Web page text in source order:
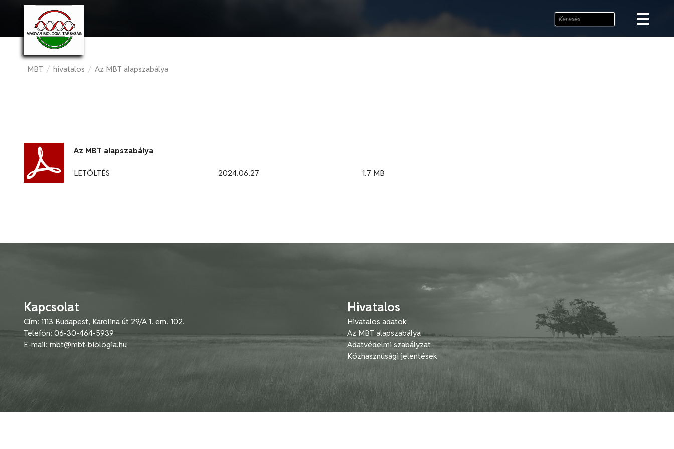
MBT / hivatalos / Az MBT alapszabálya
Az MBT alapszabálya
2024.06.27 1.7 MB
LETÖLTÉS
Kapcsolat
Cím: 1113 Budapest, Karolina út 29/A 1. em. 102.
Telefon: 06-30-464-5939
E-mail: mbt@mbt-biologia.hu
Hivatalos
Hivatalos adatok
Az MBT alapszabálya
Adatvédelmi szabályzat
Közhasznúsági jelentések